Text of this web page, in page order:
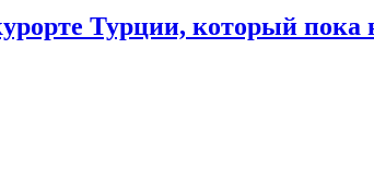
Турции, который пока